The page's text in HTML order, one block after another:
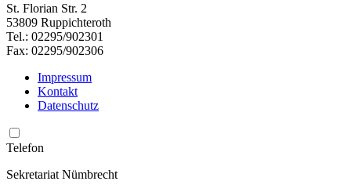
St. Florian Str. 2
53809 Ruppichteroth
Tel.: 02295/902301
Fax: 02295/902306
Impressum
Kontakt
Datenschutz
Telefon
Sekretariat Nümbrecht